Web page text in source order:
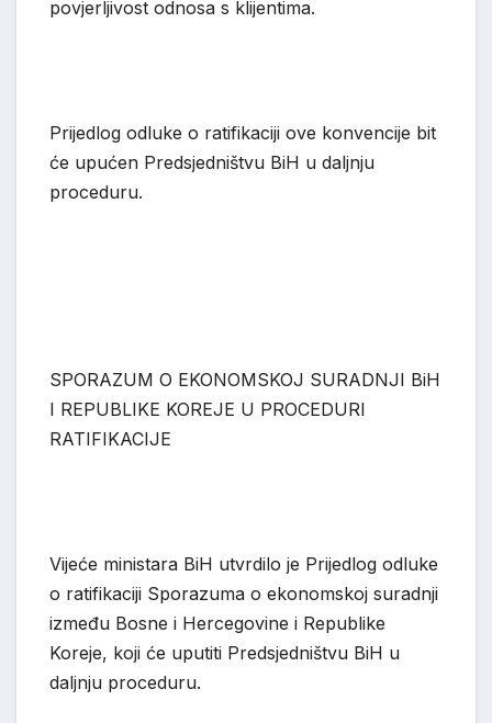
povjerljivost odnosa s klijentima.
Prijedlog odluke o ratifikaciji ove konvencije bit
će upućen Predsjedništvu BiH u daljnju
proceduru.
SPORAZUM O EKONOMSKOJ SURADNJI BiH
I REPUBLIKE KOREJE U PROCEDURI
RATIFIKACIJE
Vijeće ministara BiH utvrdilo je Prijedlog odluke
o ratifikaciji Sporazuma o ekonomskoj suradnji
između Bosne i Hercegovine i Republike
Koreje, koji će uputiti Predsjedništvu BiH u
daljnju proceduru.